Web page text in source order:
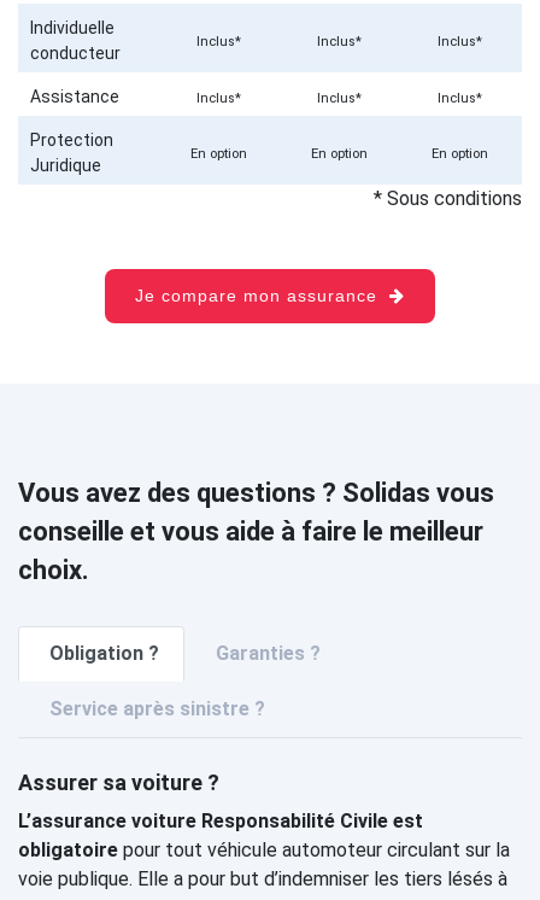
Individuelle
conducteur
Inclus* Inclus* Inclus*
Assistance Inclus* Inclus* Inclus*
Protection
Juridique
En option En option En option
* Sous conditions
Je compare mon assurance
Vous avez des questions ? Solidas vous
conseille et vous aide à faire le meilleur
choix.
Obligation ? Garanties ?
Service après sinistre ?
Assurer sa voiture ?
L’assurance voiture Responsabilité Civile est
obligatoire pour tout véhicule automoteur circulant sur la
voie publique. Elle a pour but d’indemniser les tiers lésés à